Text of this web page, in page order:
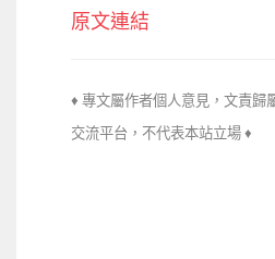
原文連結
♦ 專文屬作者個人意見，文責歸
交流平台，不代表本站立場 ♦